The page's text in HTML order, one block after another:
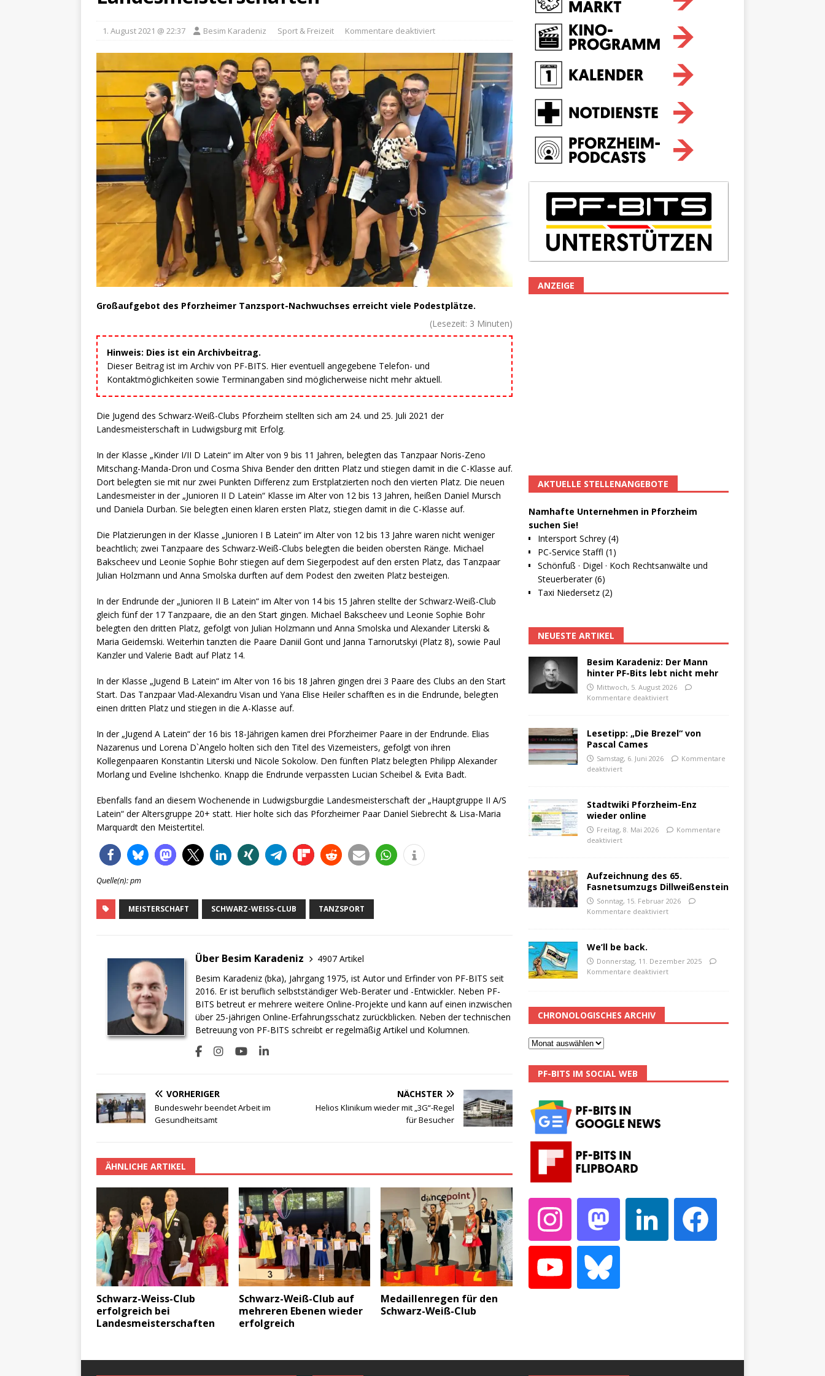
1. August 2021 @ 22:37 Besim Karadeniz Sport & Freizeit Kommentare deaktiviert
Großaufgebot des Pforzheimer Tanzsport-Nachwuchses erreicht viele Podestplätze.
(Lesezeit: 3 Minuten)
Hinweis: Dies ist ein Archivbeitrag.
Dieser Beitrag ist im Archiv von PF-BITS. Hier eventuell angegebene Telefon- und
Kontaktmöglichkeiten sowie Terminangaben sind möglicherweise nicht mehr aktuell.
Die Jugend des Schwarz-Weiß-Clubs Pforzheim stellten sich am 24. und 25. Juli 2021 der
Landesmeisterschaft in Ludwigsburg mit Erfolg.
In der Klasse „Kinder I/II D Latein“ im Alter von 9 bis 11 Jahren, belegten das Tanzpaar Noris-Zeno
Mitschang-Manda-Dron und Cosma Shiva Bender den dritten Platz und stiegen damit in die C-Klasse auf.
Dort belegten sie mit nur zwei Punkten Differenz zum Erstplatzierten noch den vierten Platz. Die neuen
Landesmeister in der „Junioren II D Latein“ Klasse im Alter von 12 bis 13 Jahren, heißen Daniel Mursch
und Daniela Durban. Sie belegten einen klaren ersten Platz, stiegen damit in die C-Klasse auf.
Die Platzierungen in der Klasse „Junioren I B Latein“ im Alter von 12 bis 13 Jahre waren nicht weniger
beachtlich; zwei Tanzpaare des Schwarz-Weiß-Clubs belegten die beiden obersten Ränge. Michael
Bakscheev und Leonie Sophie Bohr stiegen auf dem Siegerpodest auf den ersten Platz, das Tanzpaar
Julian Holzmann und Anna Smolska durften auf dem Podest den zweiten Platz besteigen.
In der Endrunde der „Junioren II B Latein“ im Alter von 14 bis 15 Jahren stellte der Schwarz-Weiß-Club
gleich fünf der 17 Tanzpaare, die an den Start gingen. Michael Bakscheev und Leonie Sophie Bohr
belegten den dritten Platz, gefolgt von Julian Holzmann und Anna Smolska und Alexander Literski &
Maria Geidemski. Weiterhin tanzten die Paare Daniil Gont und Janna Tarnorutskyi (Platz 8), sowie Paul
Kanzler und Valerie Badt auf Platz 14.
In der Klasse „Jugend B Latein“ im Alter von 16 bis 18 Jahren gingen drei 3 Paare des Clubs an den Start
Start. Das Tanzpaar Vlad-Alexandru Visan und Yana Elise Heiler schafften es in die Endrunde, belegten
einen dritten Platz und stiegen in die A-Klasse auf.
In der „Jugend A Latein“ der 16 bis 18-Jährigen kamen drei Pforzheimer Paare in der Endrunde. Elias
Nazarenus und Lorena D`Angelo holten sich den Titel des Vizemeisters, gefolgt von ihren
Kollegenpaaren Konstantin Literski und Nicole Sokolow. Den fünften Platz belegten Philipp Alexander
Morlang und Eveline Ishchenko. Knapp die Endrunde verpassten Lucian Scheibel & Evita Badt.
Ebenfalls fand an diesem Wochenende in Ludwigsburgdie Landesmeisterschaft der „Hauptgruppe II A/S
Latein“ der Altersgruppe 20+ statt. Hier holte sich das Pforzheimer Paar Daniel Siebrecht & Lisa-Maria
Marquardt den Meistertitel.
Quelle(n): pm
MEISTERSCHAFT SCHWARZ-WEISS-CLUB TANZSPORT
Über Besim Karadeniz
4907 Artikel
Besim Karadeniz (bka), Jahrgang 1975, ist Autor und Erfinder von PF-BITS seit
2016. Er ist beruflich selbstständiger Web-Berater und -Entwickler. Neben PF-
BITS betreut er mehrere weitere Online-Projekte und kann auf einen inzwischen
über 25-jährigen Online-Erfahrungsschatz zurückblicken. Neben der technischen
Betreuung von PF-BITS schreibt er regelmäßig Artikel und Kolumnen.
VORHERIGER
Bundeswehr beendet Arbeit im
Gesundheitsamt
NÄCHSTER
Helios Klinikum wieder mit „3G“-Regel
für Besucher
ÄHNLICHE ARTIKEL
Schwarz-Weiss-Club
erfolgreich bei
Landesmeisterschaften
Schwarz-Weiß-Club auf
mehreren Ebenen wieder
erfolgreich
Medaillenregen für den
Schwarz-Weiß-Club
ANZEIGE
AKTUELLE STELLENANGEBOTE
Namhafte Unternehmen in Pforzheim
suchen Sie!
Intersport Schrey (4)
PC-Service Staffl (1)
Schönfuß · Digel · Koch Rechtsanwälte und
Steuerberater (6)
Taxi Niedersetz (2)
NEUESTE ARTIKEL
Besim Karadeniz: Der Mann
hinter PF-Bits lebt nicht mehr
Mittwoch, 5. August 2026
Kommentare deaktiviert
Lesetipp: „Die Brezel“ von
Pascal Cames
Samstag, 6. Juni 2026
Kommentare
deaktiviert
Stadtwiki Pforzheim-Enz
wieder online
Freitag, 8. Mai 2026
Kommentare
deaktiviert
Aufzeichnung des 65.
Fasnetsumzugs Dillweißenstein
Sonntag, 15. Februar 2026
Kommentare deaktiviert
We’ll be back.
Donnerstag, 11. Dezember 2025
Kommentare deaktiviert
CHRONOLOGISCHES ARCHIV
PF-BITS IM SOCIAL WEB